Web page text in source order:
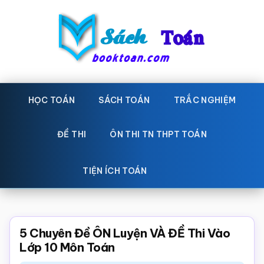
Sách
Toán
toán
Học
toán,
giáo
Toán,
trắc
HỌC TOÁN SÁCH TOÁN TRẮC NGHIỆM
ĐỀ THI ÔN THI TN THPT TOÁN
TIỆN ÍCH TOÁN
5 Chuyên Đề ÔN Luyện VÀ ĐỀ Thi Vào
Lớp 10 Môn Toán